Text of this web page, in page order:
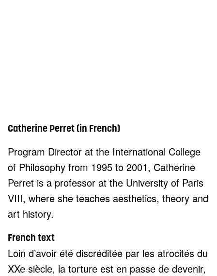
Catherine Perret (in French)
Program Director at the International College
of Philosophy from 1995 to 2001, Catherine
Perret is a professor at the University of Paris
VIII, where she teaches aesthetics, theory and
art history.
French text
Loin d’avoir été discréditée par les atrocités du
XXe siècle, la torture est en passe de devenir,